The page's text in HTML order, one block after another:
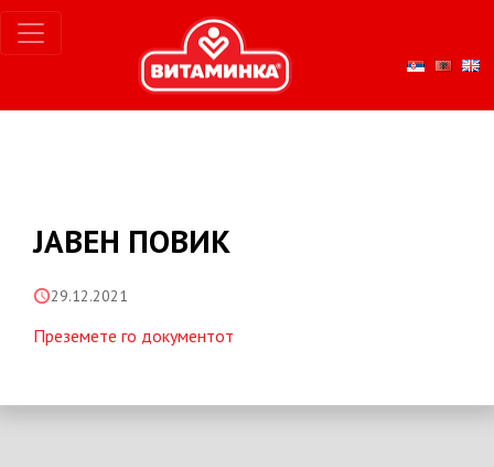
ЈАВЕН ПОВИК
29.12.2021
Преземете го документот